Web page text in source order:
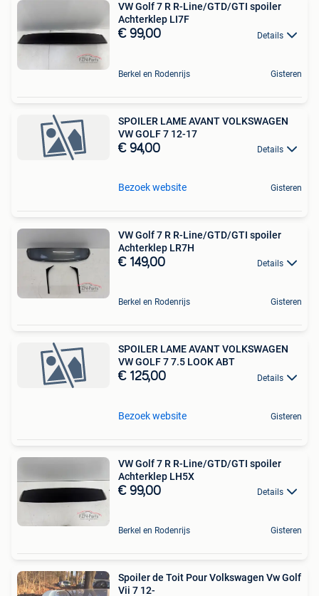
VW Golf 7 R R-Line/GTD/GTI spoiler
Achterklep LI7F
€ 99,00 Details
Berkel en Rodenrijs Gisteren
SPOILER LAME AVANT VOLKSWAGEN
VW GOLF 7 12-17
€ 94,00 Details
Bezoek website Gisteren
VW Golf 7 R R-Line/GTD/GTI spoiler
Achterklep LR7H
€ 149,00 Details
Berkel en Rodenrijs Gisteren
SPOILER LAME AVANT VOLKSWAGEN
VW GOLF 7 7.5 LOOK ABT
€ 125,00 Details
Bezoek website Gisteren
VW Golf 7 R R-Line/GTD/GTI spoiler
Achterklep LH5X
€ 99,00 Details
Berkel en Rodenrijs Gisteren
Spoiler de Toit Pour Volkswagen Vw Golf
Vii 7 12-